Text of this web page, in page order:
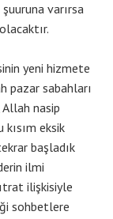
varırsa
yeni hizmete
pazar sabahları
nasip
kısım eksik
başladık
ilmi
ilişkisiyle
sohbetlere